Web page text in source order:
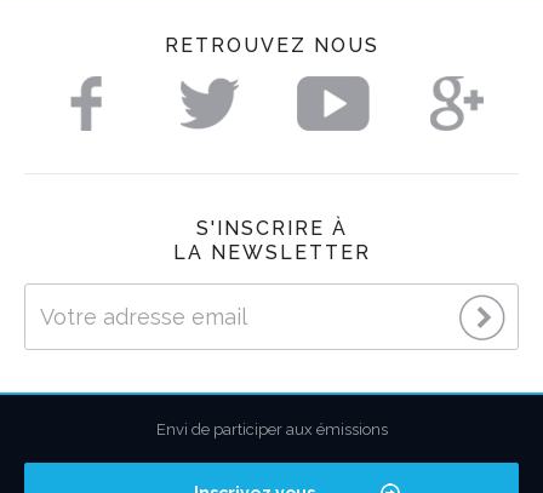
RETROUVEZ NOUS
S'INSCRIRE À
LA NEWSLETTER
Envi de participer aux émissions